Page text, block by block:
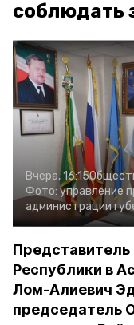
соблюдать
Вчера, 16:15
Фото: управление
администрации
Представитель
Республики в
Лом-Алиевич
председатель